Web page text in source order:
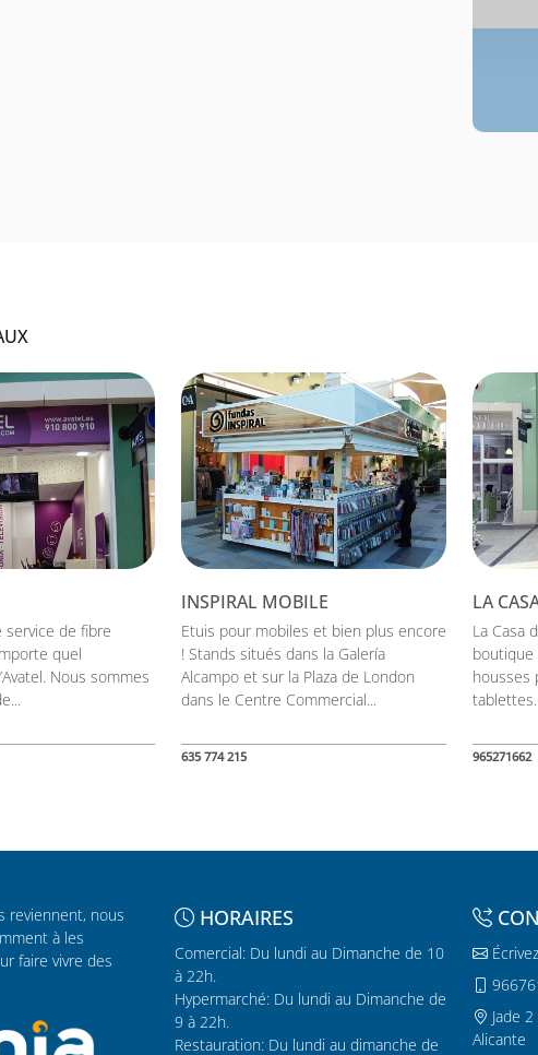
service de fibre
quel
Nous sommes
INSPIRAL MOBILE
Etuis pour mobiles et bien plus encore
! Stands situés dans la Galería
Alcampo et sur la Plaza de London
dans le Centre Commercial...
635 774 215
LA
La Casa
housses
965271662
reviennent, nous
à les
faire vivre des
HORAIRES
Comercial: Du lundi au Dimanche de 10
à 22h.
Hypermarché: Du lundi au Dimanche de
9 à 22h.
Restauration: Du lundi au dimanche de
Jade
Alicante